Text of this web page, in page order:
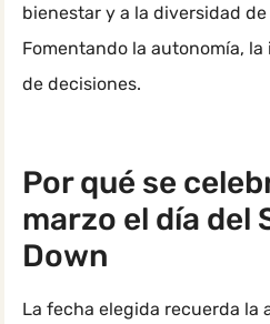
bienestar y a la diversidad
Fomentando la autonomía,
de decisiones.
Por qué se
marzo el día del
Down
La fecha elegida recuerda la